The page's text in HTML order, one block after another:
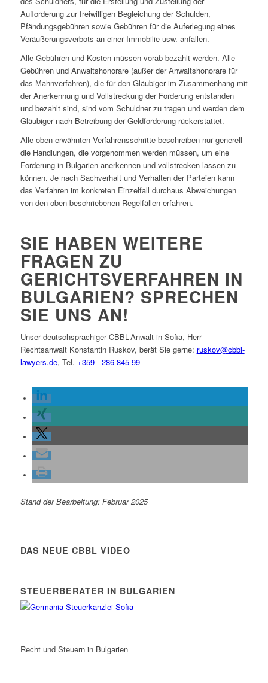
Aufforderung zur freiwilligen Begleichung der Schulden,
Pfändungsgebühren sowie Gebühren für die Auferlegung eines
Veräußerungsverbots an einer Immobilie usw. anfallen.
Alle Gebühren und Kosten müssen vorab bezahlt werden. Alle
Gebühren und Anwaltshonorare (außer der Anwaltshonorare für
das Mahnverfahren), die für den Gläubiger im Zusammenhang mit
der Anerkennung und Vollstreckung der Forderung entstanden
und bezahlt sind, sind vom Schuldner zu tragen und werden dem
Gläubiger nach Betreibung der Geldforderung rückerstattet.
Alle oben erwähnten Verfahrensschritte beschreiben nur generell
die Handlungen, die vorgenommen werden müssen, um eine
Forderung in Bulgarien anerkennen und vollstrecken lassen zu
können. Je nach Sachverhalt und Verhalten der Parteien kann
das Verfahren im konkreten Einzelfall durchaus Abweichungen
von den oben beschriebenen Regelfällen erfahren.
SIE HABEN WEITERE
FRAGEN ZU
GERICHTSVERFAHREN IN
BULGARIEN? SPRECHEN
SIE UNS AN!
Unser deutschsprachiger CBBL-Anwalt in Sofia, Herr
Rechtsanwalt Konstantin Ruskov, berät Sie gerne: ruskov@cbbl-
lawyers.de, Tel. +359 - 286 845 99
Stand der Bearbeitung: Februar 2025
DAS NEUE CBBL VIDEO
STEUERBERATER IN BULGARIEN
Recht und Steuern in Bulgarien